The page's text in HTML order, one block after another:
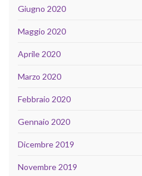
Giugno 2020
Maggio 2020
Aprile 2020
Marzo 2020
Febbraio 2020
Gennaio 2020
Dicembre 2019
Novembre 2019